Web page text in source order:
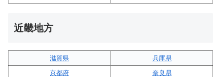
近畿地方
滋賀県
兵庫県
京都府
奈良県